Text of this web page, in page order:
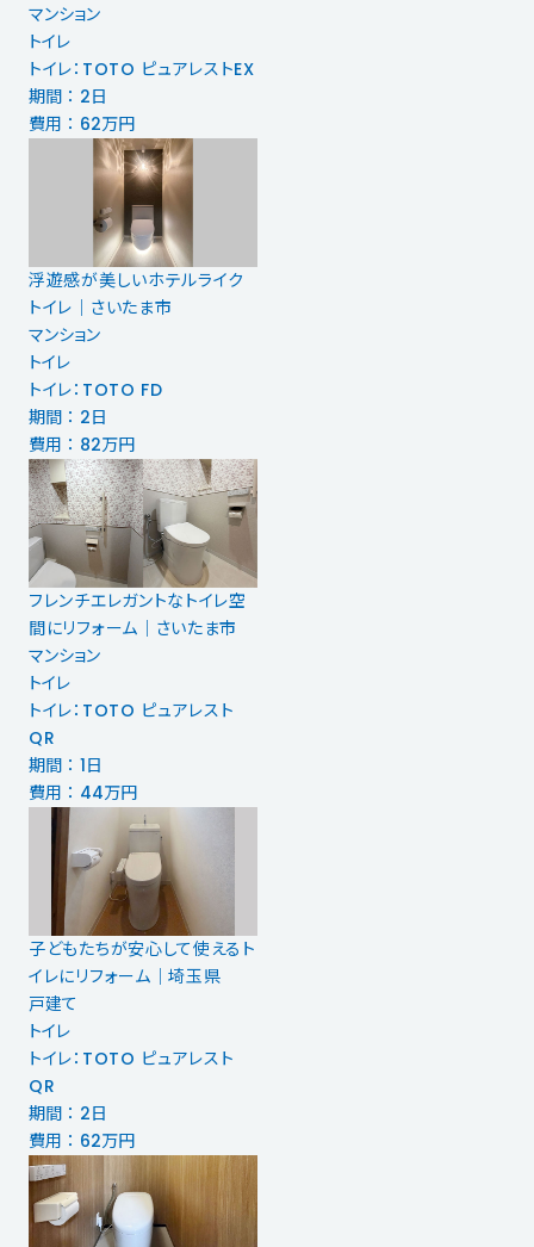
マンション
トイレ
トイレ：TOTO ピュアレストEX
期間 ： 2日
費用 ： 62万円
浮遊感が美しいホテルライク
トイレ｜さいたま市
マンション
トイレ
トイレ：TOTO FD
期間 ： 2日
費用 ： 82万円
フレンチエレガントなトイレ空
間にリフォーム｜さいたま市
マンション
トイレ
トイレ：TOTO ピュアレスト
QR
期間 ： 1日
費用 ： 44万円
子どもたちが安心して使えるト
イレにリフォーム｜埼玉県
戸建て
トイレ
トイレ：TOTO ピュアレスト
QR
期間 ： 2日
費用 ： 62万円